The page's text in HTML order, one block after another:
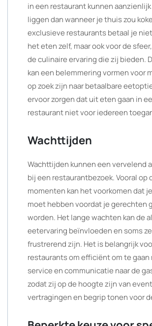
in een restaurant kunnen
liggen dan wanneer je thuis zou
exclusieve restaurants betaal je
het eten zelf, maar ook voor de
de culinaire ervaring die zij bieden.
kan een belemmering vormen voor
op zoek zijn naar betaalbare
ervoor zorgen dat uit eten gaan in
restaurant niet voor iedereen
Wachttijden
Wachttijden kunnen een vervelend
bij een restaurantbezoek. Vooral op
momenten kan het voorkomen dat
moet hebben voordat je gerechten
worden. Het lange wachten kan de
eetervaring beïnvloeden en soms
frustrerend zijn. Het is belangrijk
restaurants om efficiënt om te gaan
service en communicatie naar de
zodat zij op de hoogte zijn van
vertragingen en begrip tonen voor